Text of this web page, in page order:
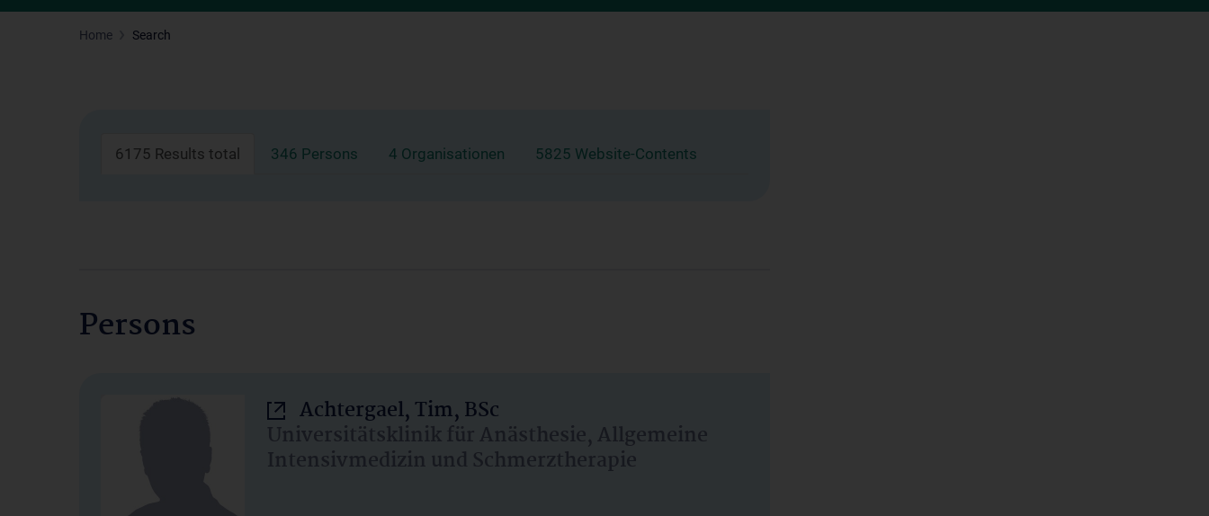
Home Search
6175 Results total 346 Persons 4 Organisationen 5825 Website-Contents
Persons
Achtergael, Tim, BSc
Universitätsklinik für Anästhesie, Allgemeine
Intensivmedizin und Schmerztherapie